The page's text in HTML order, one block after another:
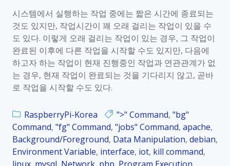
r
_
1
0
.
7
.
“
e
x
i
t
시스템에서 실행하는 작업 중에는 짧은 시간에 종료되는
것도 있지만, 작업시간이 꽤 오래 걸리는 작업이 있을 수
도 있다. 이렇게 오래 걸리는 작업이 있는 경우, 그 작업이
완료된 이후에 다른 작업을 시작할 수도 있지만, 다음에
하고자 하는 작업이 현재 진행중인 작업과 연관관계가 없
는 경우, 현재 작업이 완료되는 것을 기다리지 않고, 곧바
로 작업을 시작할 수도 있다.
RaspberryPi-Korea ">" Command, "bg"
Command, "fg" Command, "jobs" Command, apache,
Background/Foreground, Data Manipulation, debian,
Environment Variable, interface, iot, kill command,